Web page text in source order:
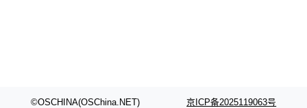
©OSCHINA(OSChina.NET) 京ICP备2025119063号